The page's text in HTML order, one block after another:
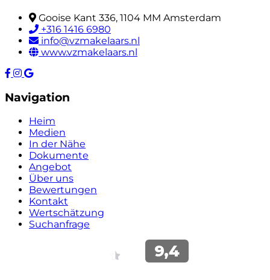
Gooise Kant 336, 1104 MM Amsterdam
+316 1416 6980
info@vzmakelaars.nl
www.vzmakelaars.nl
Navigation
Heim
Medien
In der Nähe
Dokumente
Angebot
Über uns
Bewertungen
Kontakt
Wertschätzung
Suchanfrage